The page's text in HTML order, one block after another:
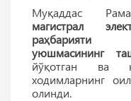
Муқаддас
магистрал
уюшмасининг
йўқотган ва
ходимларнинг
олинди.